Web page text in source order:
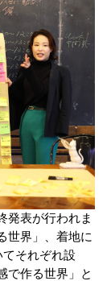
発表が行われま
世界」、着地に
それぞれ設
で作る世界」と